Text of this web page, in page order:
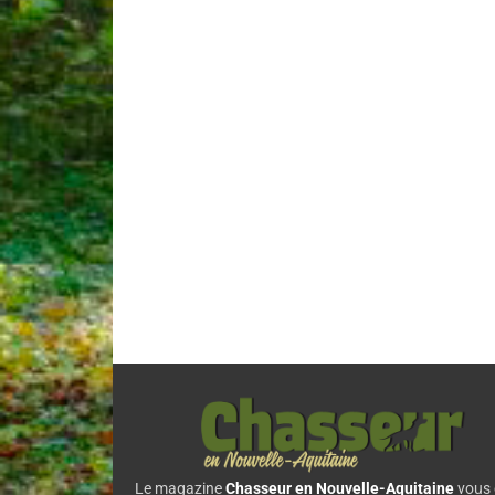
Le magazineChasseur en Nouvelle-Aquitainevous